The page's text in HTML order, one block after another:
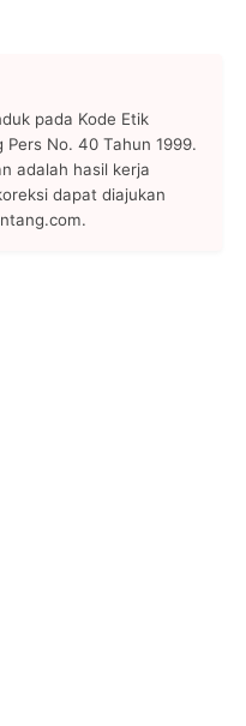
pada Kode Etik
No. 40 Tahun 1999.
adalah hasil kerja
dapat diajukan